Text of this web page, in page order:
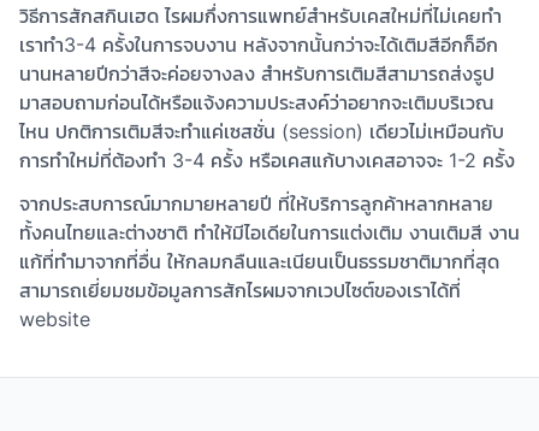
วิธีการสักสกินเฮด ไรผมกึ่งการแพทย์สำหรับเคสใหม่ที่ไม่เคยทำ
เราทำ3-4 ครั้งในการจบงาน หลังจากนั้นกว่าจะได้เติมสีอีกก็อีก
นานหลายปีกว่าสีจะค่อยจางลง สำหรับการเติมสีสามารถส่งรูป
มาสอบถามก่อนได้หรือแจ้งความประสงค์ว่าอยากจะเติมบริเวณ
ไหน ปกติการเติมสีจะทำแค่เซสชั่น (session) เดียวไม่เหมือนกับ
การทำใหม่ที่ต้องทำ 3-4 ครั้ง หรือเคสแก้บางเคสอาจจะ 1-2 ครั้ง
จากประสบการณ์มากมายหลายปี ที่ให้บริการลูกค้าหลากหลาย
ทั้งคนไทยและต่างชาติ ทำให้มีไอเดียในการแต่งเติม งานเติมสี งาน
แก้ที่ทำมาจากที่อื่น ให้กลมกลืนและเนียนเป็นธรรมชาติมากที่สุด
สามารถเยี่ยมชมข้อมูลการสักไรผมจากเวปไซต์ของเราได้ที่
website